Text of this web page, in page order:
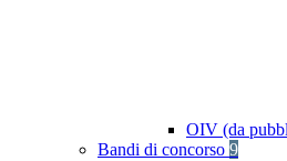
OIV (da
Bandi di concorso 9